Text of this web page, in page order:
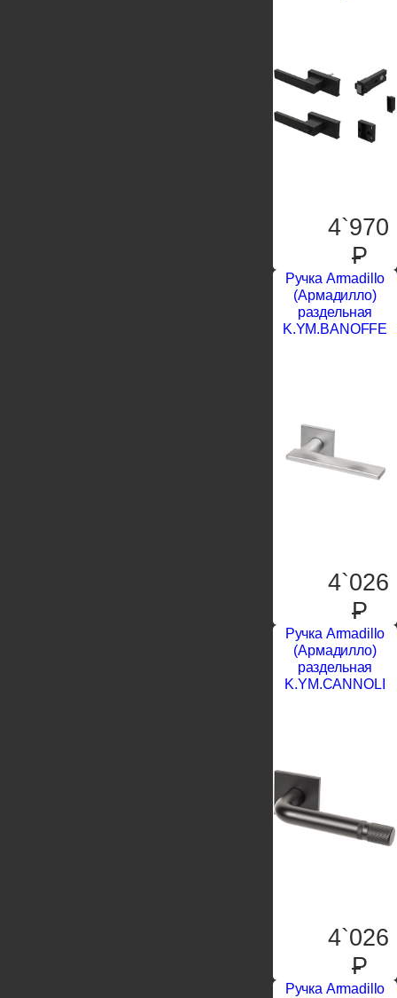
4`970
P
Ручка Armadillo
(Армадилло)
раздельная
K.YM.BANOFFE
4`026
P
Ручка Armadillo
(Армадилло)
раздельная
K.YM.CANNOLI
4`026
P
Ручка Armadillo